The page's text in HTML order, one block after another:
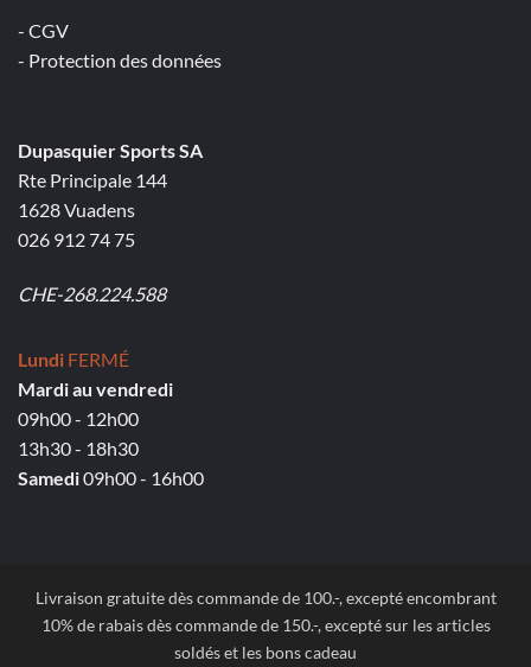
- CGV
- Protection des données
Dupasquier Sports SA
Rte Principale 144
1628 Vuadens
026 912 74 75
CHE-268.224.588
Lundi FERMÉ
Mardi au vendredi
09h00 - 12h00
13h30 - 18h30
Samedi09h00 - 16h00
Livraison gratuite dès commande de 100.-, excepté encombrant
10% de rabais dès commande de 150.-, excepté sur les articles
soldés et les bons cadeau